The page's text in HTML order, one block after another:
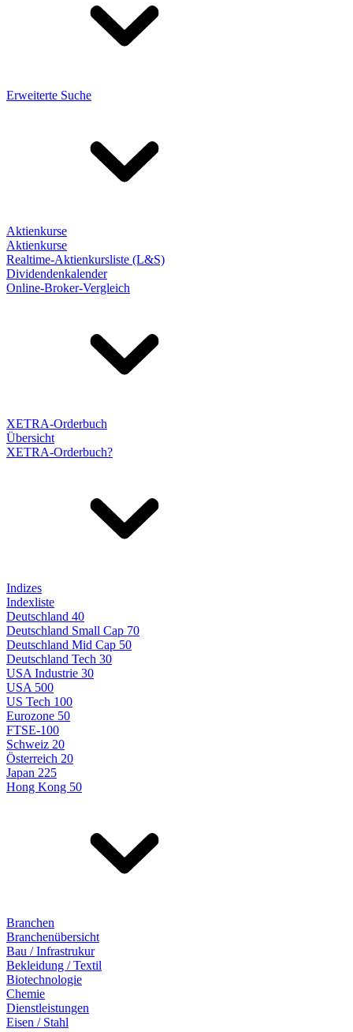
Erweiterte Suche
Aktienkurse
Aktienkurse
Realtime-Aktienkursliste (L&S)
Dividendenkalender
Online-Broker-Vergleich
XETRA-Orderbuch
Übersicht
XETRA-Orderbuch?
Indizes
Indexliste
Deutschland 40
Deutschland Small Cap 70
Deutschland Mid Cap 50
Deutschland Tech 30
USA Industrie 30
USA 500
US Tech 100
Eurozone 50
FTSE-100
Schweiz 20
Österreich 20
Japan 225
Hong Kong 50
Branchen
Branchenübersicht
Bau / Infrastrukur
Bekleidung / Textil
Biotechnologie
Chemie
Dienstleistungen
Eisen / Stahl